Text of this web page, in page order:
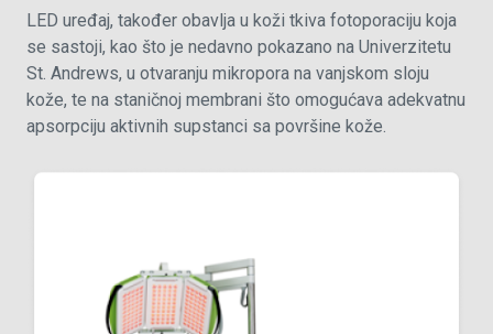
LED uređaj, također obavlja u koži tkiva fotoporaciju koja
se sastoji, kao što je nedavno pokazano na Univerzitetu
St. Andrews, u otvaranju mikropora na vanjskom sloju
kože, te na staničnoj membrani što omogućava adekvatnu
apsorpciju aktivnih supstanci sa površine kože.